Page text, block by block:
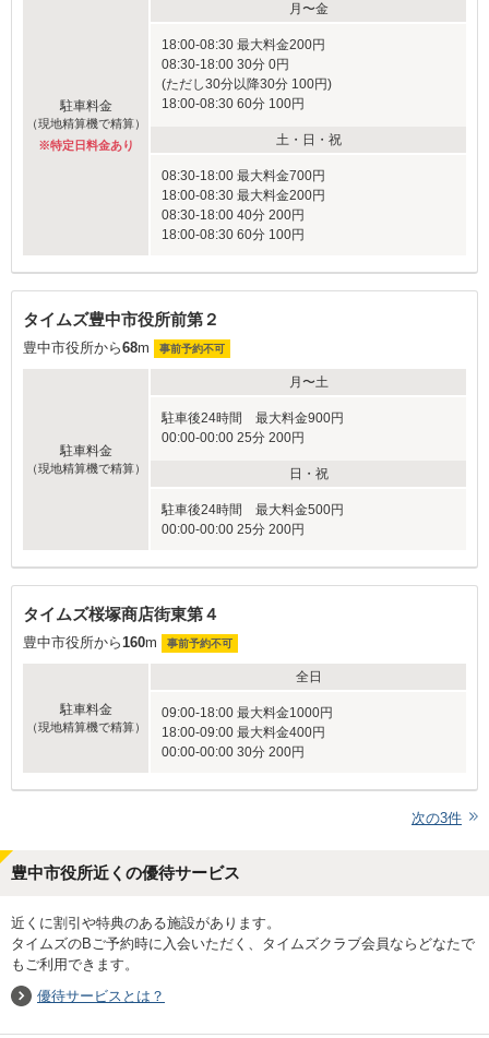
駐車料金
（現地精算機で精算）
※特定日料金あり
月〜金
18:00-08:30 最大料金200円
08:30-18:00 30分 0円
(ただし30分以降30分 100円)
18:00-08:30 60分 100円
土・日・祝
08:30-18:00 最大料金700円
18:00-08:30 最大料金200円
08:30-18:00 40分 200円
18:00-08:30 60分 100円
タイムズ豊中市役所前第２
豊中市役所から68m 事前予約不可
駐車料金
（現地精算機で精算）
月〜土
駐車後24時間 最大料金900円
00:00-00:00 25分 200円
日・祝
駐車後24時間 最大料金500円
00:00-00:00 25分 200円
タイムズ桜塚商店街東第４
豊中市役所から160m 事前予約不可
駐車料金
（現地精算機で精算）
全日
09:00-18:00 最大料金1000円
18:00-09:00 最大料金400円
00:00-00:00 30分 200円
次の3件
豊中市役所近くの優待サービス
近くに割引や特典のある施設があります。
タイムズのBご予約時に入会いただく、タイムズクラブ会員ならどなたで
もご利用できます。
優待サービスとは？